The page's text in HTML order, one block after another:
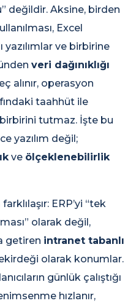
değildir. Aksine, birden
Excel
yazılımlar ve birbirine
veri dağınıklığı
alınır, operasyon
taahhüt ile
tutmaz. İşte bu
yazılım değil;
ve ölçeklenebilirlik
ERP’yi “tek
olarak değil,
getiren intranet tabanlı
olarak konumlar.
günlük çalıştığı
hızlanır,